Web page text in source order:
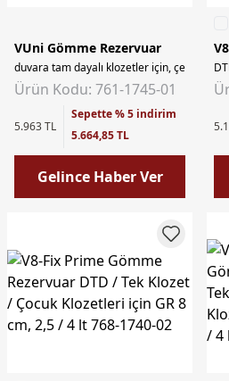
VUni Gömme Rezervuar
duvara tam dayalı klozetler için,
Ürün Kodu: 761-1745-01
5.963 TL
Sepette % 5 indirim
5.664,85 TL
Gelince Haber Ver